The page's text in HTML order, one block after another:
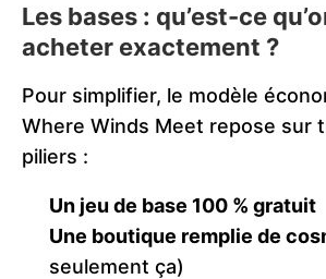
Les bases : qu’est-ce
acheter exactement ?
Pour simplifier, le modèle
Where Winds Meet repose sur
piliers :
Un jeu de base 100 % gratuit
Une boutique remplie de
seulement ça)